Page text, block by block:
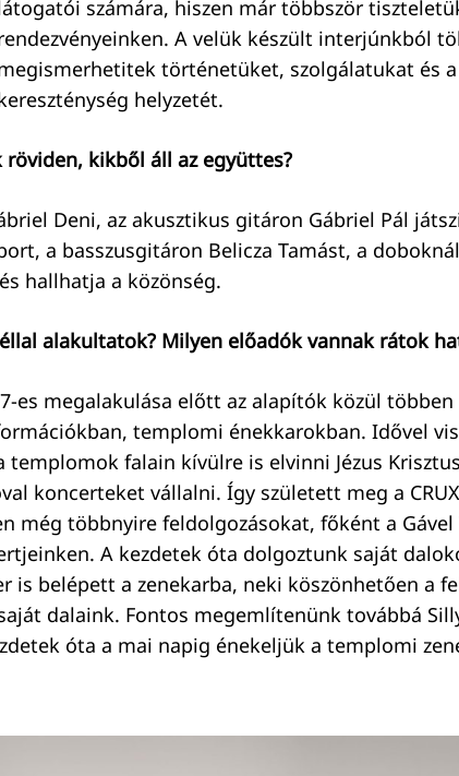
számára, hiszen már többször
A velük készült interjúnkból
történetüket, szolgálatukat és
helyzetét.
kikből áll az együttes?
Deni, az akusztikus gitáron Gábriel Pál
a basszusgitáron Belicza Tamást, a
hallhatja a közönség.
alakultatok? Milyen előadók vannak rátok
es megalakulása előtt az alapítók közül
templomi énekkarokban. Idővel
templomok falain kívülre is elvinni Jézus
koncerteket vállalni. Így született meg a
még többnyire feldolgozásokat, főként a
A kezdetek óta dolgoztunk saját
is belépett a zenekarba, neki köszönhetően a
dalaink. Fontos megemlítenünk továbbá
óta a mai napig énekeljük a templomi